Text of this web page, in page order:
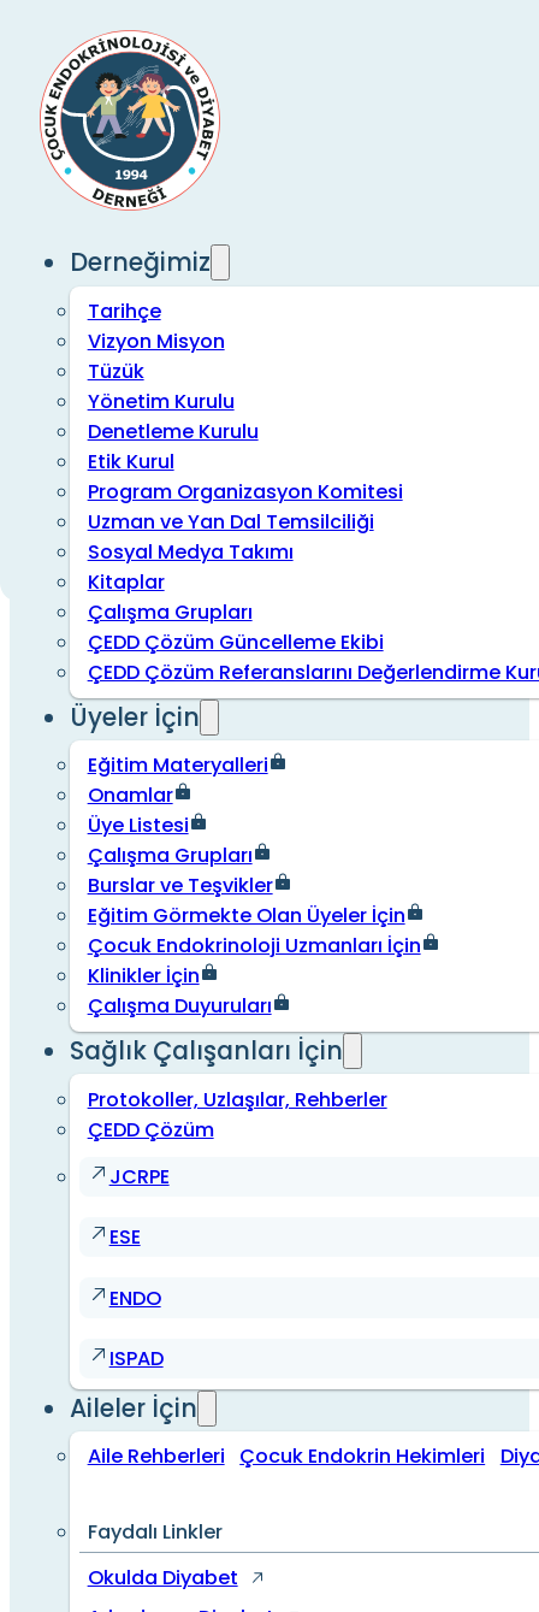
Derneğimiz
Tarihçe
Vizyon Misyon
Tüzük
Yönetim Kurulu
Denetleme Kurulu
Etik Kurul
Program Organizasyon Komitesi
Uzman ve Yan Dal Temsilciliği
Sosyal Medya Takımı
Kitaplar
Çalışma Grupları
ÇEDD Çözüm Güncelleme Ekibi
ÇEDD Çözüm Referanslarını Değerlendirme
Üyeler İçin
Eğitim Materyalleri
Onamlar
Üye Listesi
Çalışma Grupları
Burslar ve Teşvikler
Eğitim Görmekte Olan Üyeler İçin
Çocuk Endokrinoloji Uzmanları İçin
Klinikler İçin
Çalışma Duyuruları
Sağlık Çalışanları İçin
Protokoller, Uzlaşılar, Rehberler
ÇEDD Çözüm
JCRPE
ESE
ENDO
ISPAD
Aileler İçin
Aile Rehberleri Çocuk Endokrin Hekimleri
Faydalı Linkler
Okulda Diyabet